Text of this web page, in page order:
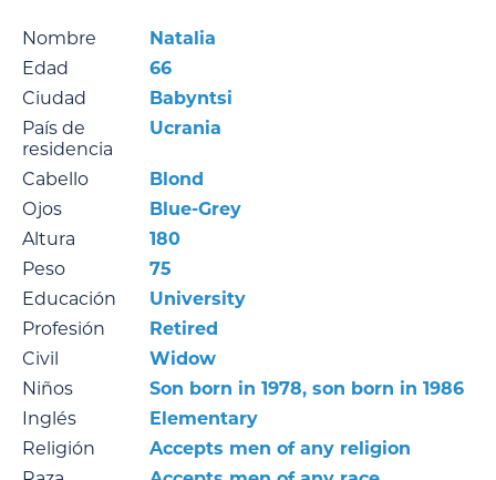
Nombre
Natalia
Edad
66
Ciudad
Babyntsi
País de
residencia
Ucrania
Cabello
Blond
Ojos
Blue-Grey
Altura
180
Peso
75
Educación
University
Profesión
Retired
Civil
Widow
Niños
Son born in 1978, son born in 1986
Inglés
Elementary
Religión
Accepts men of any religion